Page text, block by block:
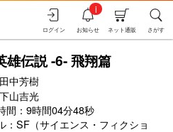
さがす
ネット通販
お知らせ
i
ログイン
雄伝説 -6- 飛翔篇
田中芳樹
下山吉光
間：9時間04分48秒
： SF（サイエンス・フィクショ